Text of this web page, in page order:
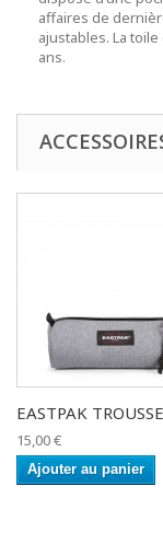
affaires de
ajustables. La
ans.
EASTPAK
15,00 €
Ajouter au panier